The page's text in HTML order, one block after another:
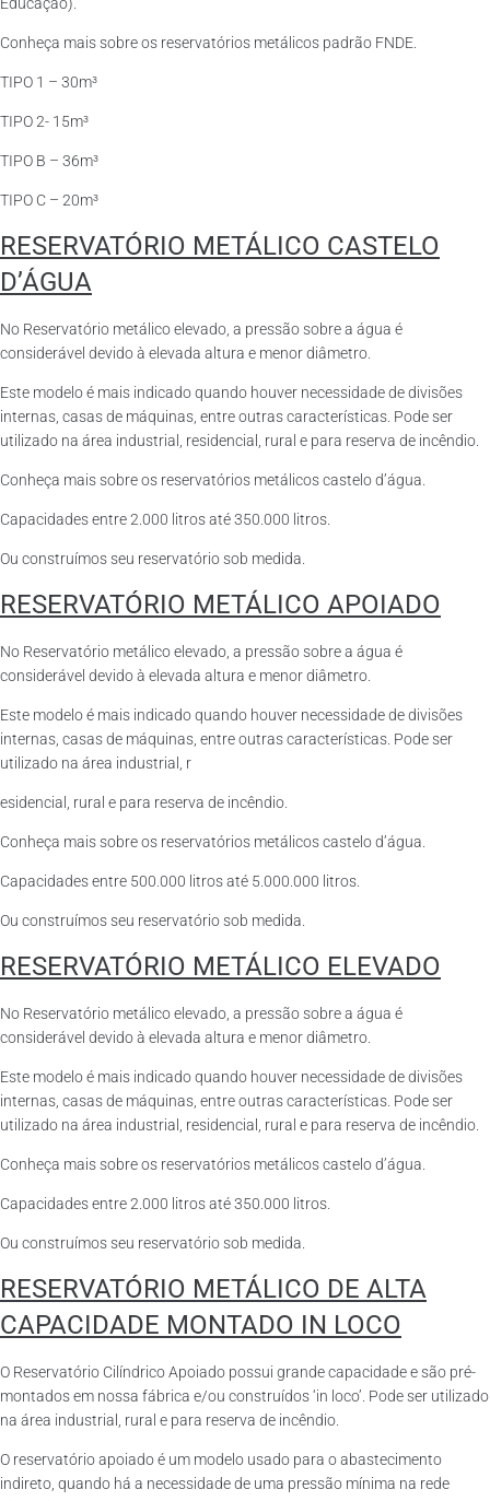
Conheça mais sobre os reservatórios metálicos padrão FNDE.
TIPO 1 – 30m³
TIPO 2- 15m³
TIPO B – 36m³
TIPO C – 20m³
RESERVATÓRIO METÁLICO CASTELO
D’ÁGUA
No Reservatório metálico elevado, a pressão sobre a água é
considerável devido à elevada altura e menor diâmetro.
Este modelo é mais indicado quando houver necessidade de divisões
internas, casas de máquinas, entre outras características. Pode ser
utilizado na área industrial, residencial, rural e para reserva de incêndio.
Conheça mais sobre os reservatórios metálicos castelo d’água.
Capacidades entre 2.000 litros até 350.000 litros.
Ou construímos seu reservatório sob medida.
RESERVATÓRIO METÁLICO APOIADO
No Reservatório metálico elevado, a pressão sobre a água é
considerável devido à elevada altura e menor diâmetro.
Este modelo é mais indicado quando houver necessidade de divisões
internas, casas de máquinas, entre outras características. Pode ser
utilizado na área industrial, r
esidencial, rural e para reserva de incêndio.
Conheça mais sobre os reservatórios metálicos castelo d’água.
Capacidades entre 500.000 litros até 5.000.000 litros.
Ou construímos seu reservatório sob medida.
RESERVATÓRIO METÁLICO ELEVADO
No Reservatório metálico elevado, a pressão sobre a água é
considerável devido à elevada altura e menor diâmetro.
Este modelo é mais indicado quando houver necessidade de divisões
internas, casas de máquinas, entre outras características. Pode ser
utilizado na área industrial, residencial, rural e para reserva de incêndio.
Conheça mais sobre os reservatórios metálicos castelo d’água.
Capacidades entre 2.000 litros até 350.000 litros.
Ou construímos seu reservatório sob medida.
RESERVATÓRIO METÁLICO DE ALTA
CAPACIDADE MONTADO IN LOCO
O Reservatório Cilíndrico Apoiado possui grande capacidade e são pré-
montados em nossa fábrica e/ou construídos ‘in loco’. Pode ser utilizado
na área industrial, rural e para reserva de incêndio.
O reservatório apoiado é um modelo usado para o abastecimento
indireto, quando há a necessidade de uma pressão mínima na rede